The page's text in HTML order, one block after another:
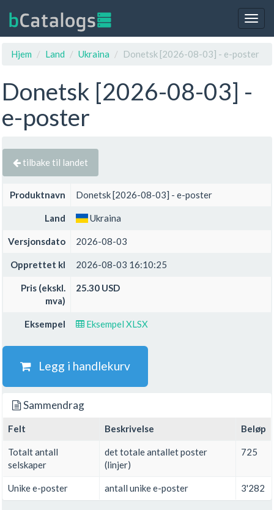
Hjem
Land Ukraina Donetsk [2026-08-03] - e-poster
Donetsk [2026-08-03] -
e-poster
tilbake til landet
Produktnavn Donetsk [2026-08-03] - e-poster
Land Ukraina
Versjonsdato 2026-08-03
Opprettet kl 2026-08-03 16:10:25
Pris (ekskl.
mva)
25.30 USD
Eksempel Eksempel XLSX
Legg i handlekurv
Sammendrag
Felt Beskrivelse Beløp
Totalt antall
selskaper
det totale antallet poster
(linjer)
725
Unike e-poster antall unike e-poster 3'282